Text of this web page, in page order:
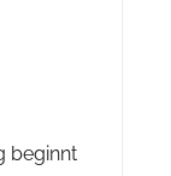
beginnt